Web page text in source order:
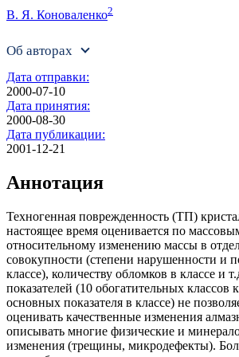
В. Я. Коноваленко2
Об авторах
Дата отправки:
2000-07-10
Дата принятия:
2000-08-30
Дата публикации:
2001-12-21
Аннотация
Техногенная поврежденность (ТП)
настоящее время оценивается по
относительному изменению массы в
сово­купности (степени нарушенности и
классе), количеству обломков в классе и
показателей (10 обогатительных классов
основных показа­теля в классе) не
оценивать качественные изменения
описывать многие физические и
изменения (трещины, микродефек­ты).